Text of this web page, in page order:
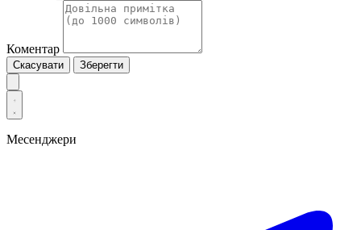
Коментар
Скасувати Зберегти
Месенджери